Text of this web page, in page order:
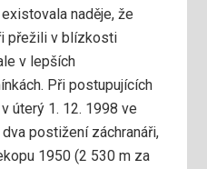
naděje, že
přežili v blízkosti
v lepších
Při postupujících
úterý 1. 12. 1998 ve
postižení záchranáři,
1950 (2 530 m za